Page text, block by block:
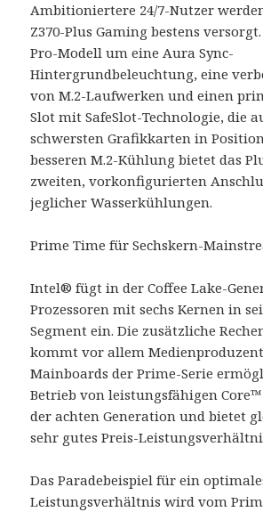
Ambitioniertere 24/7-Nutzer
Z370-Plus Gaming bestens
Pro-Modell um eine Aura Sync-
Hintergrundbeleuchtung, eine
von M.2-Laufwerken und einen
Slot mit SafeSlot-Technologie, die
schwersten Grafikkarten in
besseren M.2-Kühlung bietet das
zweiten, vorkonfigurierten
jeglicher Wasserkühlungen.
Prime Time für Sechskern-
Intel® fügt in der Coffee Lake-
Prozessoren mit sechs Kernen in
Segment ein. Die zusätzliche
kommt vor allem
Mainboards der Prime-Serie
Betrieb von leistungsfähigen
der achten Generation und bietet
sehr gutes Preis-
Das Paradebeispiel für ein
Leistungsverhältnis wird vom